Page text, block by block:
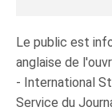
Le public est
anglaise de
- International
Service du